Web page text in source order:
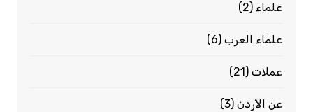
علماء (2)
علماء العرب(6)
عملات(21)
عن الأردن(3)